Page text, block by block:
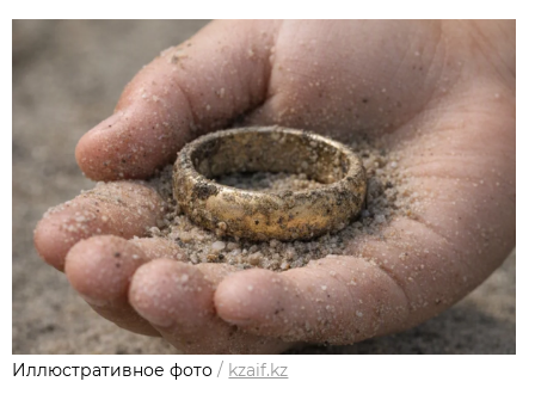
Иллюстративное фото / kzaif.kz